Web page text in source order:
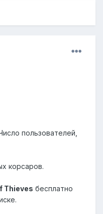
пользователей,
корсаров.
Thieves бесплатно